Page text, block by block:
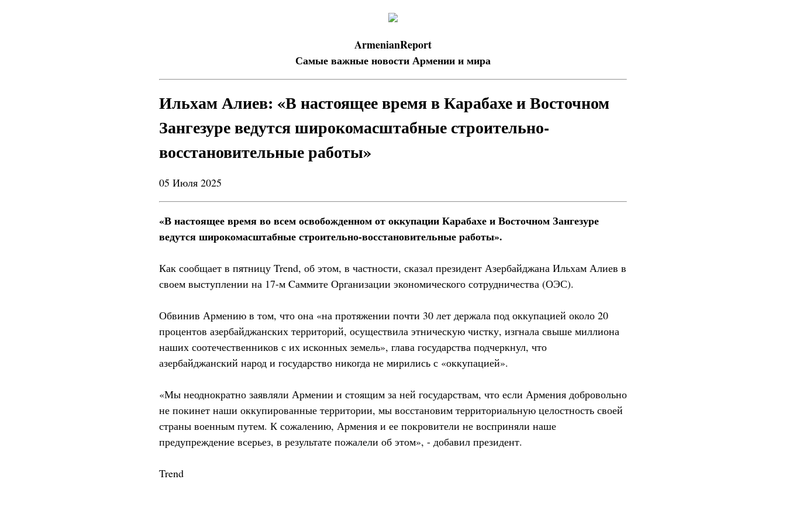
ArmenianReport
Самые важные новости Армении и мира
Ильхам Алиев: «В настоящее время в Карабахе и Восточном
Зангезуре ведутся широкомасштабные строительно-
восстановительные работы»
05 Июля 2025
«В настоящее время во всем освобожденном от оккупации Карабахе и Восточном Зангезуре
ведутся широкомасштабные строительно-восстановительные работы».
Как сообщает в пятницу Trend, об этом, в частности, сказал президент Азербайджана Ильхам Алиев в
своем выступлении на 17-м Cаммите Организации экономического сотрудничества (ОЭС).
Обвинив Армению в том, что она «на протяжении почти 30 лет держала под оккупацией около 20
процентов азербайджанских территорий, осуществила этническую чистку, изгнала свыше миллиона
наших соотечественников с их исконных земель», глава государства подчеркнул, что
азербайджанский народ и государство никогда не мирились с «оккупацией».
«Мы неоднократно заявляли Армении и стоящим за ней государствам, что если Армения добровольно
не покинет наши оккупированные территории, мы восстановим территориальную целостность своей
страны военным путем. К сожалению, Армения и ее покровители не восприняли наше
предупреждение всерьез, в результате пожалели об этом», - добавил президент.
Trend